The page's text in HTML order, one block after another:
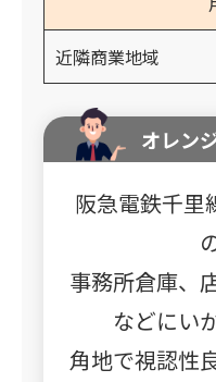
近隣商業地域
オレン
阪急電鉄千里
事務所倉庫、
などにい
角地で視認性